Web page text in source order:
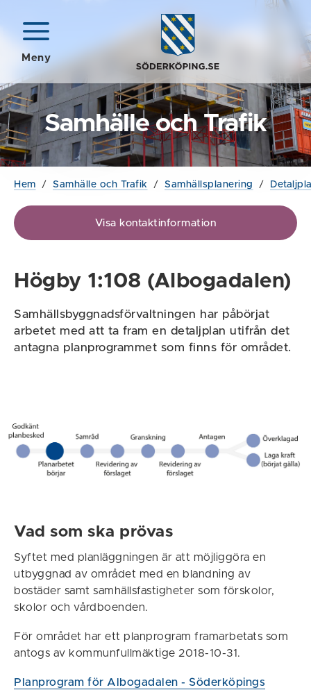
Meny
Samhälle och Trafik
Hem / Samhälle och Trafik / Samhällsplanering /
Visa kontaktinformation
Högby 1:108 (Albogadalen)
Samhällsbyggnadsförvaltningen har påbörjat
arbetet med att ta fram en detaljplan utifrån det
antagna planprogrammet som finns för området.
Vad som ska prövas
Syftet med planläggningen är att möjliggöra en
utbyggnad av området med en blandning av
bostäder samt samhällsfastigheter som förskolor,
skolor och vårdboenden.
För området har ett planprogram framarbetats som
antogs av kommunfullmäktige 2018-10-31.
Planprogram för Albogadalen - Söderköpings